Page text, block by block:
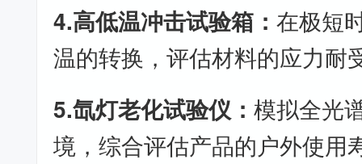
4.高低温冲击试验箱：在极短
温的转换，评估材料的应力耐
5.氙灯老化试验仪：模拟全光
境，综合评估产品的户外使用